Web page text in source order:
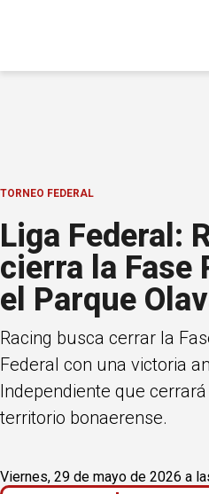
TORNEO FEDERAL
Liga Federal:
cierra la Fase
el Parque
Racing busca cerrar la
Federal con una victoria
Independiente que
territorio bonaerense.
Viernes, 29 de mayo de 2026 a